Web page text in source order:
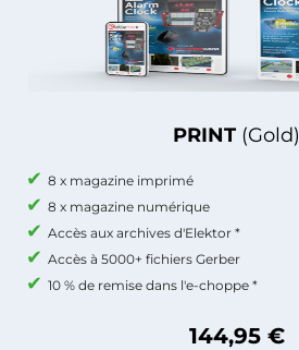
PRINT (Gold)
8 x magazine imprimé
8 x magazine numérique
Accès aux archives d'Elektor *
Accès à 5000+ fichiers Gerber
10 % de remise dans l'e-choppe *
144,95 €